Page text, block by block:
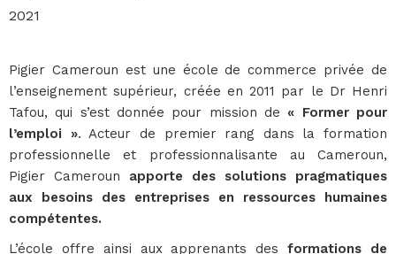
2021
Pigier Cameroun est une école de commerce privée de
l’enseignement supérieur, créée en 2011 par le Dr Henri
Tafou, qui s’est donnée pour mission de« Former pour
l’emploi ». Acteur de premier rang dans la formation
professionnelle et professionnalisante au Cameroun,
Pigier Cameroun apporte des solutions pragmatiques
aux besoins des entreprises en ressources humaines
compétentes.
L’école offre ainsi aux apprenants desformations de